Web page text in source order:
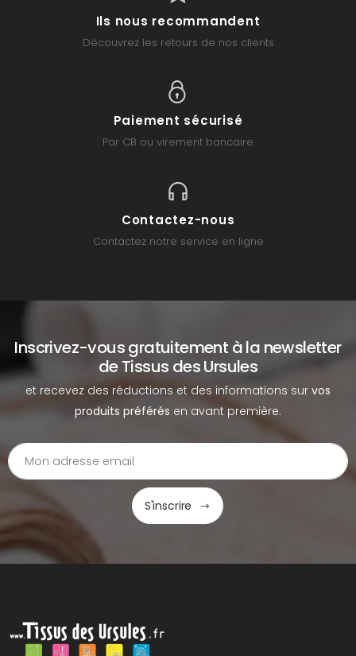
Ils nous recommandent
Découvrez les retours de nos clients
Paiement sécurisé
Par CB ou virement bancaire
Contactez-nous
Contactez notre service en ligne
Inscrivez-vous gratuitement à la newsletter
de Tissus des Ursules
et recevez des réductions et des informations sur vos
produits préférés en avant première.
S'inscrire